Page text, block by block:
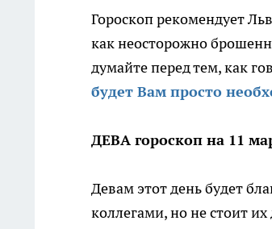
Гороскоп рекомендует
как неосторожно
думайте перед тем, как
будет Вам просто
ДЕВА гороскоп на 11
Девам этот день будет
коллегами, но не стоит